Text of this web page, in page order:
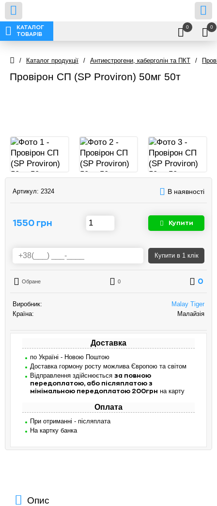
КАТАЛОГ
ТОВАРІВ
0 0
/ Каталог продукції / Антиестрогени, каберголін та ПКТ /
Провірон СП (SP Proviron) 50мг 50т
Артикул: 2324 В наявності
1550 грн Купити
Купити в 1 клік
Обране 0 0
Виробник:
Malay Tiger
Країна:
Малайзія
Доставка
по Україні - Новою Поштою
Доставка гормону росту можлива Європою та світом
Відправлення здійснюється за повною
передоплатою, або післяплатою з
мінімальною передоплатою 200грн на карту
Оплата
При отриманні - післяплата
На картку банка
Опис